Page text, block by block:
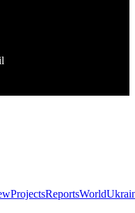
ProjectsReportsWorld